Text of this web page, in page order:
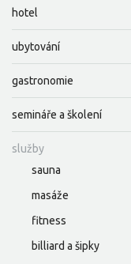
hotel
ubytování
gastronomie
semináře a školení
služby
sauna
masáže
fitness
billiard a šipky